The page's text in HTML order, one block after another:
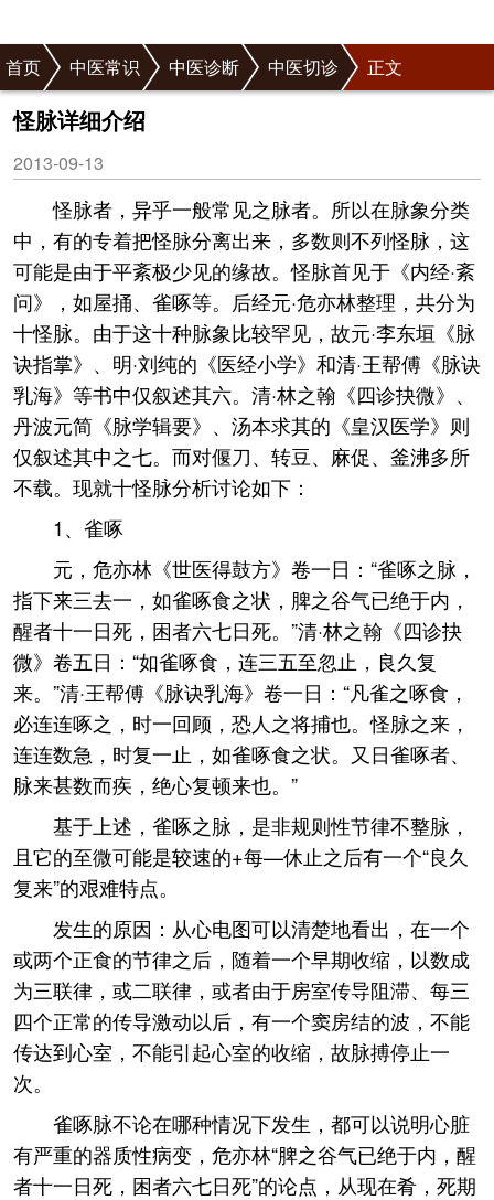
首页 中医常识 中医诊断 中医切诊 正文
怪脉详细介绍
2013-09-13
怪脉者，异乎一般常见之脉者。所以在脉象分类
中，有的专着把怪脉分离出来，多数则不列怪脉，这
可能是由于平紊极少见的缘故。怪脉首见于《内经·紊
问》，如屋捅、雀啄等。后经元·危亦林整理，共分为
十怪脉。由于这十种脉象比较罕见，故元·李东垣《脉
诀指掌》、明·刘纯的《医经小学》和清·王帮傅《脉诀
乳海》等书中仅叙述其六。清·林之翰《四诊抉微》、
丹波元简《脉学辑要》、汤本求其的《皇汉医学》则
仅叙述其中之七。而对偃刀、转豆、麻促、釜沸多所
不载。现就十怪脉分析讨论如下：
1、雀啄
元，危亦林《世医得鼓方》卷一日：“雀啄之脉，
指下来三去一，如雀啄食之状，脾之谷气已绝于内，
醒者十一日死，困者六七日死。”清·林之翰《四诊抉
微》卷五日：“如雀啄食，连三五至忽止，良久复
来。”清·王帮傅《脉诀乳海》卷一日：“凡雀之啄食，
必连连啄之，时一回顾，恐人之将捕也。怪脉之来，
连连数急，时复一止，如雀啄食之状。又日雀啄者、
脉来甚数而疾，绝心复顿来也。”
基于上述，雀啄之脉，是非规则性节律不整脉，
且它的至微可能是较速的+每—休止之后有一个“良久
复来”的艰难特点。
发生的原因：从心电图可以清楚地看出，在一个
或两个正食的节律之后，随着一个早期收缩，以数成
为三联律，或二联律，或者由于房室传导阻滞、每三
四个正常的传导激动以后，有一个窦房结的波，不能
传达到心室，不能引起心室的收缩，故脉搏停止一
次。
雀啄脉不论在哪种情况下发生，都可以说明心脏
有严重的器质性病变，危亦林“脾之谷气已绝于内，醒
者十一日死，困者六七日死”的论点，从现在肴，死期